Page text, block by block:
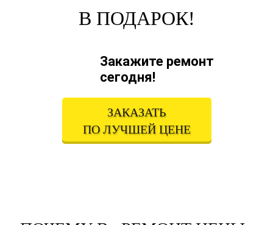
В ПОДАРОК!
Закажите ремонт
сегодня!
ЗАКАЗАТЬ
ПО ЛУЧШЕЙ ЦЕНЕ